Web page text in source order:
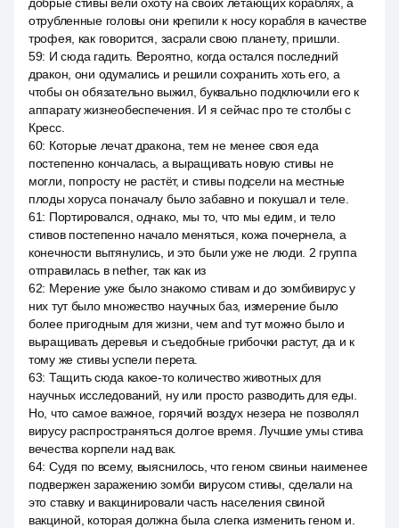
отрубленные головы они крепили к носу корабля в качестве
трофея, как говорится, засрали свою планету, пришли.
59: И сюда гадить. Вероятно, когда остался последний
дракон, они одумались и решили сохранить хоть его, а
чтобы он обязательно выжил, буквально подключили его к
аппарату жизнеобеспечения. И я сейчас про те столбы с
Кресс.
60: Которые лечат дракона, тем не менее своя еда
постепенно кончалась, а выращивать новую стивы не
могли, попросту не растёт, и стивы подсели на местные
плоды хоруса поначалу было забавно и покушал и теле.
61: Портировался, однако, мы то, что мы едим, и тело
стивов постепенно начало меняться, кожа почернела, а
конечности вытянулись, и это были уже не люди. 2 группа
отправилась в nether, так как из
62: Мерение уже было знакомо стивам и до зомбивирус у
них тут было множество научных баз, измерение было
более пригодным для жизни, чем and тут можно было и
выращивать деревья и съедобные грибочки растут, да и к
тому же стивы успели перета.
63: Тащить сюда какое-то количество животных для
научных исследований, ну или просто разводить для еды.
Но, что самое важное, горячий воздух незера не позволял
вирусу распространяться долгое время. Лучшие умы стива
вечества корпели над вак.
64: Судя по всему, выяснилось, что геном свиньи наименее
подвержен заражению зомби вирусом стивы, сделали на
это ставку и вакцинировали часть населения свиной
вакциной, которая должна была слегка изменить геном и.